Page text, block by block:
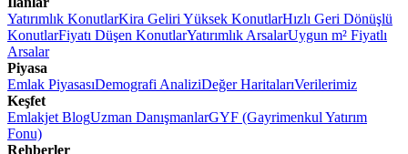
Yatırımlık KonutlarKira Geliri Yüksek KonutlarHızlı Geri Dönüşlü
KonutlarFiyatı Düşen KonutlarYatırımlık ArsalarUygun m² Fiyatlı
Arsalar
Piyasa
Emlak PiyasasıDemografi AnaliziDeğer HaritalarıVerilerimiz
Keşfet
Emlakjet BlogUzman DanışmanlarGYF (Gayrimenkul Yatırım
Fonu)
Rehberler